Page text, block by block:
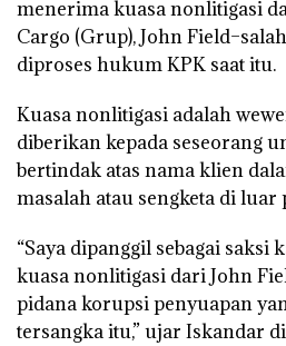
menerima kuasa nonlitigasi
Cargo (Grup), John
diproses hukum KPK saat itu.
Kuasa nonlitigasi adalah
diberikan kepada seseorang
bertindak atas nama klien
masalah atau sengketa di luar
“Saya dipanggil sebagai saksi
kuasa nonlitigasi dari John
pidana korupsi penyuapan
tersangka itu,” ujar Iskandar